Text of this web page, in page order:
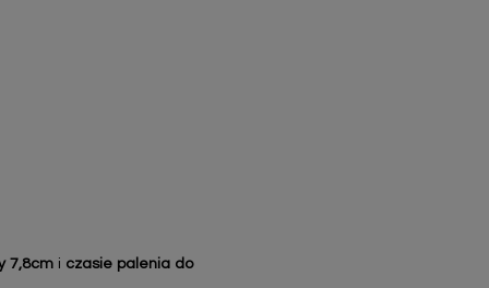
7,8cm i czasie palenia do